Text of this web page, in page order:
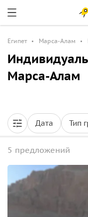
Египет Марса-Алам
Марса-Алам
Дата Тип
5 предложений